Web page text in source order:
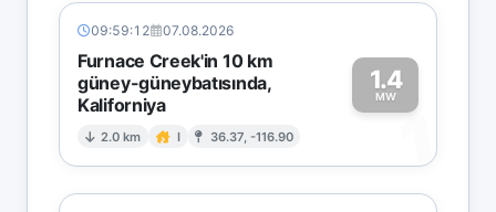
09:59:12 07.08.2026
Furnace Creek'in 10 km
güney-güneybatısında,
Kaliforniya
2.0 km I 36.37, -116.90
1.4
MW
1